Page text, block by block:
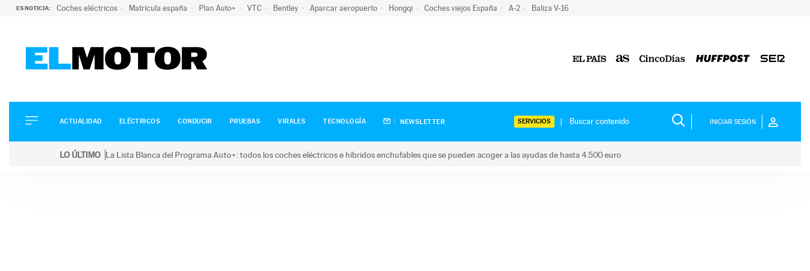
ES NOTICIA: Coches eléctricos Matrícula españa Plan Auto+ VTC Bentley Aparcar aeropuerto Hongqi Coches viejos España A-2 Baliza V-16
ELÉCTRICOS
CONDUCIR
ACTUALIDAD ELÉCTRICOS CONDUCIR PRUEBAS VIRALES TECNOLOGÍA NEWSLETTER SERVICIOS INICIAR SESIÓN
LO ÚLTIMO La Lista Blanca del Programa Auto+: todos los coches eléctricos e híbridos enchufables que se pueden acoger a las ayudas de hasta 4.500 euro